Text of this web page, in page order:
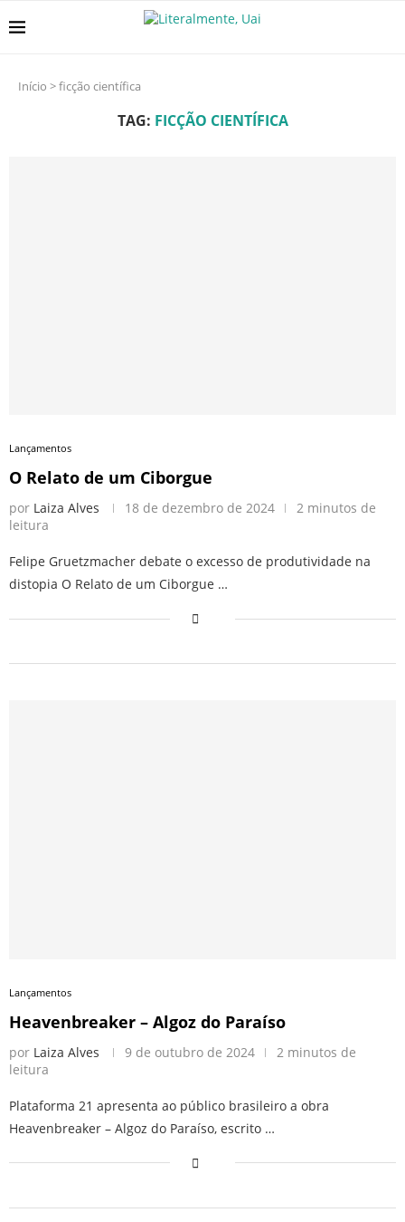
Início >ficção científica
TAG: FICÇÃO CIENTÍFICA
Lançamentos
O Relato de um Ciborgue
por Laiza Alves 18 de dezembro de 2024
2 minutos de
leitura
Felipe Gruetzmacher debate o excesso de produtividade na
distopia O Relato de um Ciborgue …
Lançamentos
Heavenbreaker – Algoz do Paraíso
por Laiza Alves 9 de outubro de 2024
2 minutos de
leitura
Plataforma 21 apresenta ao público brasileiro a obra
Heavenbreaker – Algoz do Paraíso, escrito …